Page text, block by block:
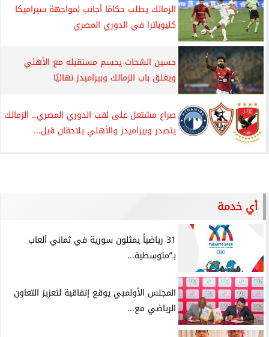
الزمالك يطلب حكامًا أجانب لمواجهة سيراميكا
كليوباترا في الدوري المصري
حسين الشحات يحسم مستقبله مع الأهلي
ويغلق باب الزمالك وبيراميدز نهائيًا
صراع مشتعل على لقب الدوري المصري.. الزمالك
يتصدر وبيراميدز والأهلي يلاحقان قبل...
أي خدمة
31 رياضياً يمثلون سورية في ثماني ألعاب
بـ”متوسطية...
المجلس الأولمبي يوقع إتفاقية لتعزيز التعاون
الرياضي مع...